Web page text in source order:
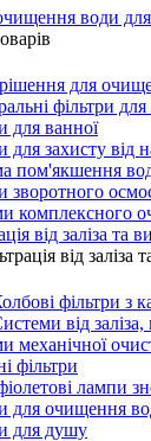
води
рішення для
фільтри
для ванної
для захисту від
пом'якшення
зворотного
комплексного
від заліза та
від
фільтри з
від
механічної
фільтри
лампи
для очищення
для душу